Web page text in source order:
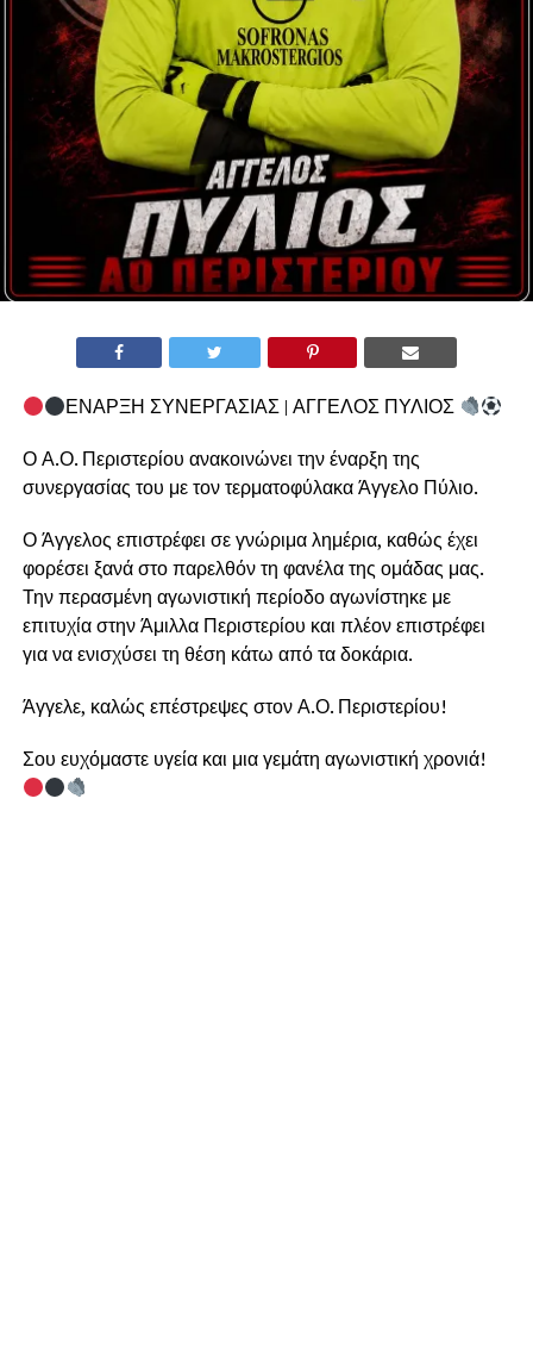
ΕΝΑΡΞΗ ΣΥΝΕΡΓΑΣΙΑΣ | ΑΓΓΕΛΟΣ ΠΥΛΙΟΣ
Ο Α.Ο. Περιστερίου ανακοινώνει την έναρξη της
συνεργασίας του με τον τερματοφύλακα Άγγελο Πύλιο.
Ο Άγγελος επιστρέφει σε γνώριμα λημέρια, καθώς έχει
φορέσει ξανά στο παρελθόν τη φανέλα της ομάδας μας.
Την περασμένη αγωνιστική περίοδο αγωνίστηκε με
επιτυχία στην Άμιλλα Περιστερίου και πλέον επιστρέφει
για να ενισχύσει τη θέση κάτω από τα δοκάρια.
Άγγελε, καλώς επέστρεψες στον Α.Ο. Περιστερίου!
Σου ευχόμαστε υγεία και μια γεμάτη αγωνιστική χρονιά!